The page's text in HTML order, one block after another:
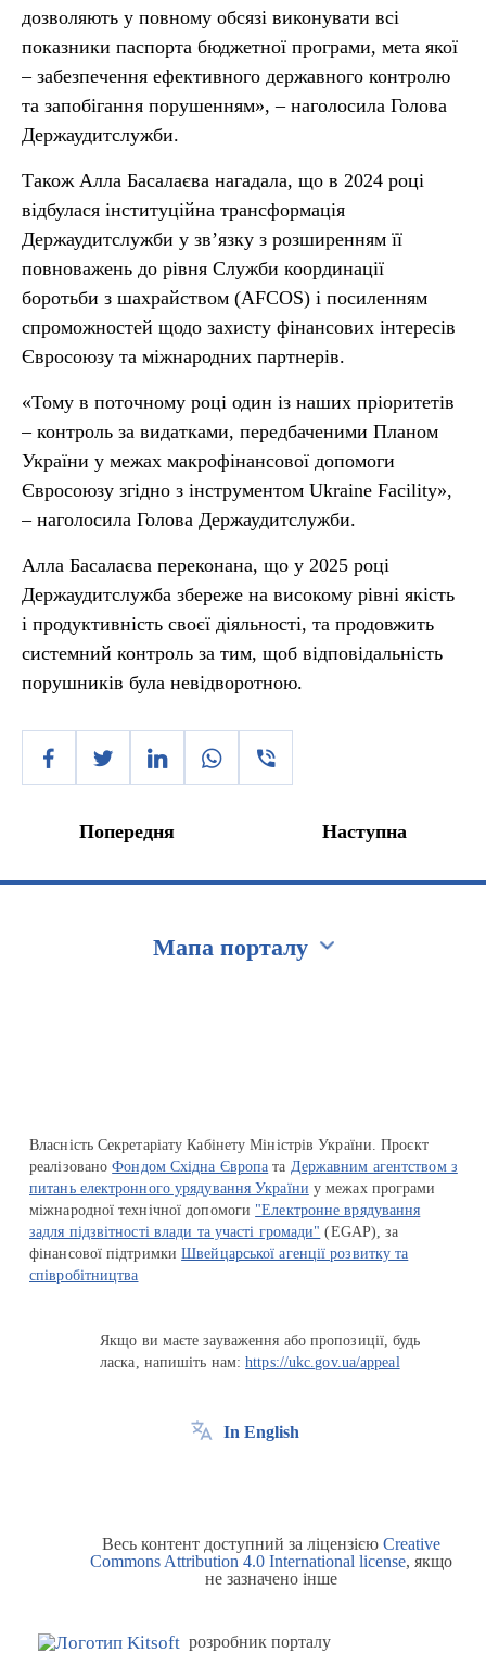
дозволяють у повному обсязі виконувати всі
показники паспорта бюджетної програми, мета якої
– забезпечення ефективного державного контролю
та запобігання порушенням», – наголосила Голова
Держаудитслужби.
Також Алла Басалаєва нагадала, що в 2024 році
відбулася інституційна трансформація
Держаудитслужби у зв’язку з розширенням її
повноважень до рівня Служби координації
боротьби з шахрайством (AFCOS) і посиленням
спроможностей щодо захисту фінансових інтересів
Євросоюзу та міжнародних партнерів.
«Тому в поточному році один із наших пріоритетів
– контроль за видатками, передбаченими Планом
України у межах макрофінансової допомоги
Євросоюзу згідно з інструментом Ukraine Facility»,
– наголосила Голова Держаудитслужби.
Алла Басалаєва переконана, що у 2025 році
Держаудитслужба збереже на високому рівні якість
і продуктивність своєї діяльності, та продовжить
системний контроль за тим, щоб відповідальність
порушників була невідворотною.
Попередня Наступна
Мапа порталу
Власність Секретаріату Кабінету Міністрів України. Проєкт
реалізованоФондом Східна Європа та Державним агентством з
питань електронного урядування України у межах програми
міжнародної технічної допомоги "Електронне врядування
задля підзвітності влади та участі громади" (EGAP), за
фінансової підтримкиШвейцарської агенції розвитку та
співробітництва
Якщо ви маєте зауваження або пропозиції, будь
ласка, напишіть нам:https://ukc.gov.ua/appeal
In English
Весь контент доступний за ліцензією Creative
Commons Attribution 4.0 International license, якщо
не зазначено інше
розробник порталу